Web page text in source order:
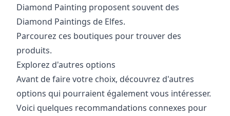
Diamond Painting proposent souvent des
Diamond Paintings de Elfes.
Parcourez ces boutiques pour trouver des
produits.
Explorez d'autres options
Avant de faire votre choix, découvrez d'autres
options qui pourraient également vous intéresser.
Voici quelques recommandations connexes pour